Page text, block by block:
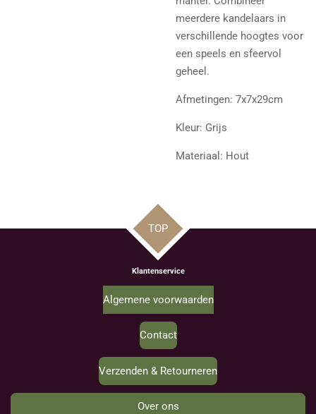
meerdere kandelaars in
verschillende hoogtes voor
een speels en sfeervol
geheel.
Afmetingen: 7x7x29cm
Kleur: Grijs
Materiaal: Hout
TOP
Klantenservice
Algemene voorwaarden
Contact
Verzenden & Retourneren
Over ons